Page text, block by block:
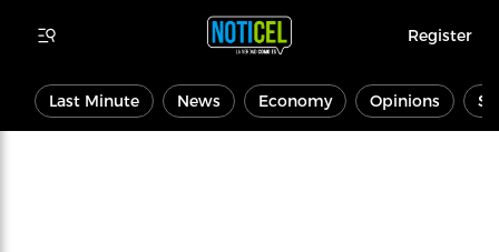
Register
Last Minute News Economy Opinions